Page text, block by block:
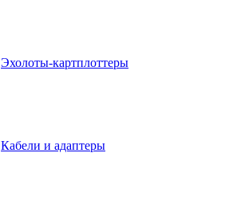
Эхолоты-картплоттеры
Кабели и адаптеры